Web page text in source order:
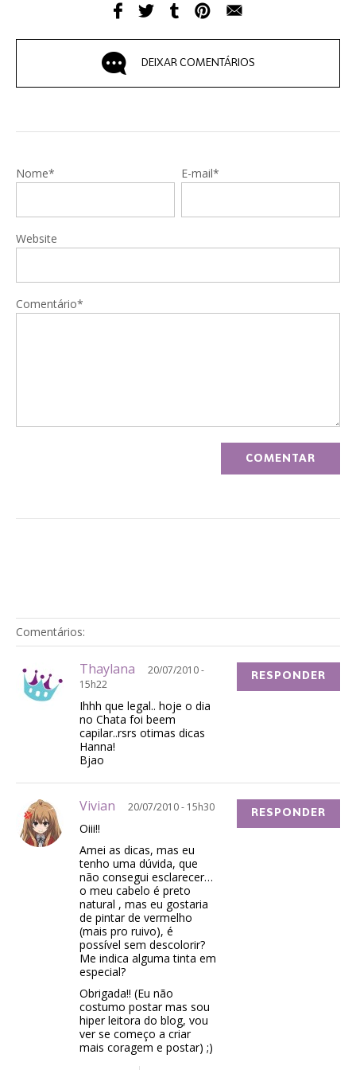
DEIXAR COMENTÁRIOS
Nome* E-mail*
Website
Comentário*
Comentários:
Thaylana
20/07/2010 -
15h22
Ihhh que legal.. hoje o dia
no Chata foi beem
capilar..rsrs otimas dicas
Hanna!
Bjao
RESPONDER
Vivian 20/07/2010 - 15h30
Oiii!!
Amei as dicas, mas eu
tenho uma dúvida, que
não consegui esclarecer…
o meu cabelo é preto
natural , mas eu gostaria
de pintar de vermelho
(mais pro ruivo), é
possível sem descolorir?
Me indica alguma tinta em
especial?
Obrigada!! (Eu não
costumo postar mas sou
hiper leitora do blog, vou
ver se começo a criar
mais coragem e postar) ;)
RESPONDER